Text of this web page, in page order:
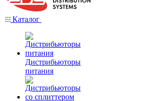
Каталог
Дистрибьюторы
питания